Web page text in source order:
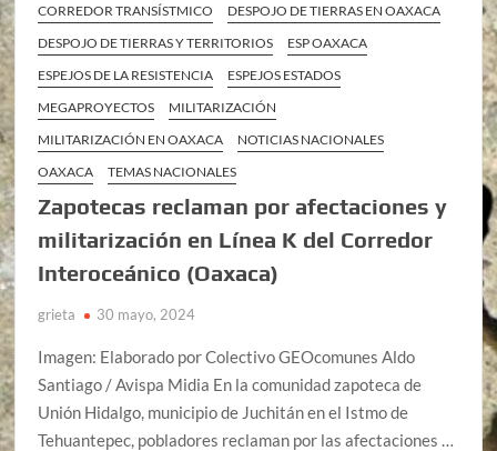
CORREDOR TRANSÍSTMICO
DESPOJO DE TIERRAS EN OAXACA
DESPOJO DE TIERRAS Y TERRITORIOS
ESP OAXACA
ESPEJOS DE LA RESISTENCIA
ESPEJOS ESTADOS
MEGAPROYECTOS
MILITARIZACIÓN
MILITARIZACIÓN EN OAXACA
NOTICIAS NACIONALES
OAXACA
TEMAS NACIONALES
Zapotecas reclaman por afectaciones y
militarización en Línea K del Corredor
Interoceánico (Oaxaca)
grieta 30 mayo, 2024
Imagen: Elaborado por Colectivo GEOcomunes Aldo
Santiago / Avispa Midia En la comunidad zapoteca de
Unión Hidalgo, municipio de Juchitán en el Istmo de
Tehuantepec, pobladores reclaman por las afectaciones …